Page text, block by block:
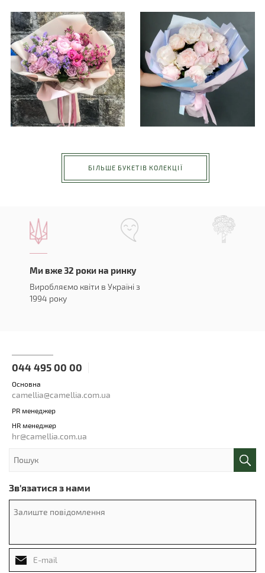
БІЛЬШЕ БУКЕТІВ КОЛЕКЦІЇ
Ми вже 32 роки на ринку
Виробляємо квіти в Україні з
1994 року
044 495 00 00
Основна
camellia@camellia.com.ua
PR менеджер
HR менеджер
hr@camellia.com.ua
Зв'язатися з нами